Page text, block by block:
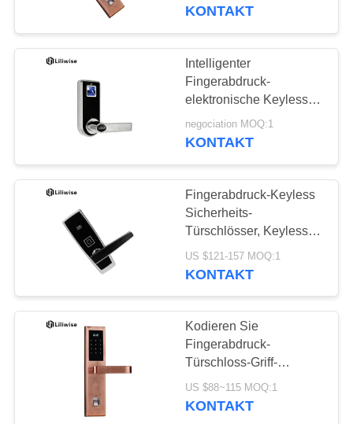
TRETEN
SIE
VERBINDUNG
NACHRICHTEN
SITEMAP
DATENSCHUTZ-
BESTIMMUNGEN
Gesichtserkennungs-
Türschloss
Kameratürschloss
11
dauerhaftes
KONTAKT
Intelligenter
Fingerabdruck-
elektronische Keyless
Türschlösser zwei
Möglichkeiten zu
negociation MOQ:1
KONTAKT
Fingerabdruck-Keyless
Sicherheits-
Türschlösser, Keyless
elektronisches Digital-
Türschloss
US $121-157 MOQ:1
KONTAKT
Kodieren Sie
Fingerabdruck-
Türschloss-Griff-
goldenen weniger als
0,5 zweiten Augenblick -
US $88~115 MOQ:1
KONTAKT